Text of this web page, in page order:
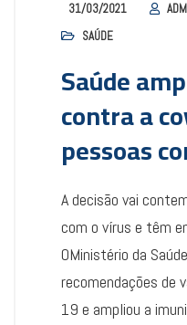
31/03/2021
SAÚDE
Saúde
contra a
pessoas
A decisão vai
com o vírus e têm
OMinistério da
recomendações de
19 e ampliou a